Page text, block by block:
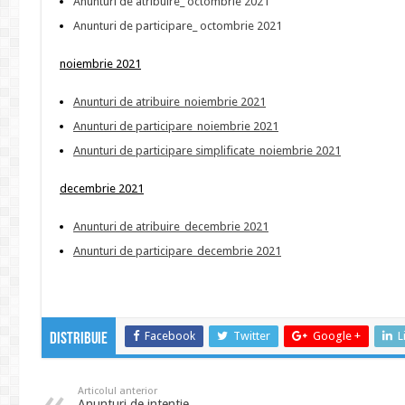
Anunturi de participare_ octombrie 2021
noiembrie 2021
Anunturi de atribuire_noiembrie 2021
Anunturi de participare_noiembrie 2021
Anunturi de participare simplificate_noiembrie 2021
decembrie 2021
Anunturi de atribuire_decembrie 2021
Anunturi de participare_decembrie 2021
Distribuie Facebook Twitter Google +
Articolul anterior